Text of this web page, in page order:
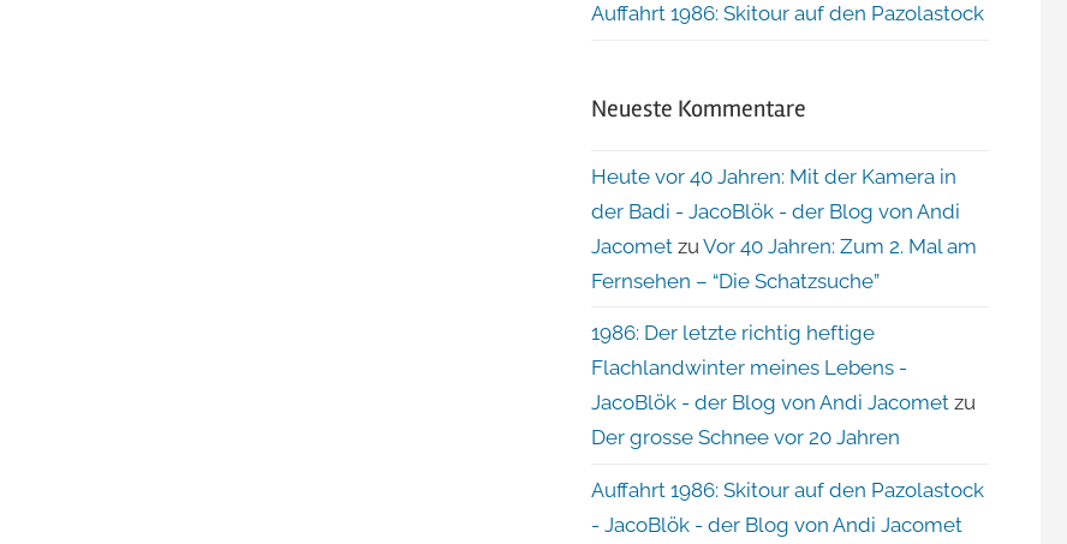
Auffahrt 1986: Skitour auf den Pazolastock
Neueste Kommentare
Heute vor 40 Jahren: Mit der Kamera in
der Badi - JacoBlök - der Blog von Andi
Jacomet zu Vor 40 Jahren: Zum 2. Mal am
Fernsehen – “Die Schatzsuche”
1986: Der letzte richtig heftige
Flachlandwinter meines Lebens -
JacoBlök - der Blog von Andi Jacomet zu
Der grosse Schnee vor 20 Jahren
Auffahrt 1986: Skitour auf den Pazolastock
- JacoBlök - der Blog von Andi Jacomet